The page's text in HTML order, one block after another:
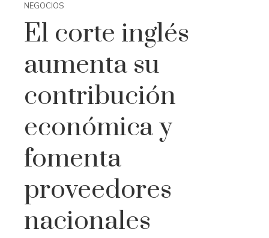
NEGOCIOS
El corte inglés
aumenta su
contribución
económica y
fomenta
proveedores
nacionales